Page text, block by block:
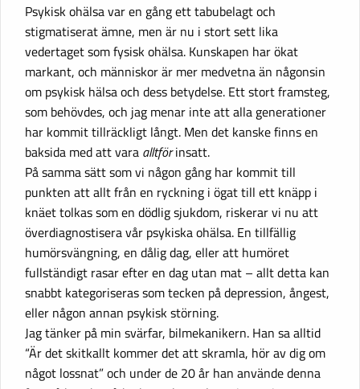
Psykisk ohälsa var en gång ett tabubelagt och
stigmatiserat ämne, men är nu i stort sett lika
vedertaget som fysisk ohälsa. Kunskapen har ökat
markant, och människor är mer medvetna än någonsin
om psykisk hälsa och dess betydelse. Ett stort framsteg,
som behövdes, och jag menar inte att alla generationer
har kommit tillräckligt långt. Men det kanske finns en
baksida med att vara alltförinsatt.
På samma sätt som vi någon gång har kommit till
punkten att allt från en ryckning i ögat till ett knäpp i
knäet tolkas som en dödlig sjukdom, riskerar vi nu att
överdiagnostisera vår psykiska ohälsa. En tillfällig
humörsvängning, en dålig dag, eller att humöret
fullständigt rasar efter en dag utan mat – allt detta kan
snabbt kategoriseras som tecken på depression, ångest,
eller någon annan psykisk störning.
Jag tänker på min svärfar, bilmekanikern. Han sa alltid
“Är det skitkallt kommer det att skramla, hör av dig om
något lossnat” och under de 20 år han använde denna